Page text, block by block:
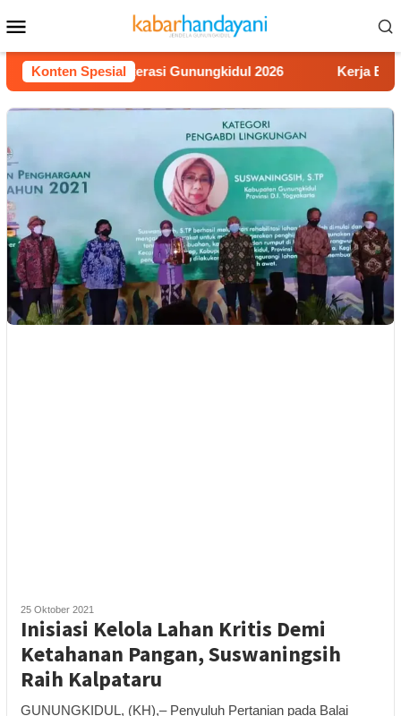
ke
kontenMobile
Konten Spesial
Video Literasi Gunungkidul 2026 Kerja Buruh
25 Oktober 2021
Inisiasi Kelola Lahan Kritis Demi
Ketahanan Pangan, Suswaningsih
Raih Kalpataru
GUNUNGKIDUL, (KH),– Penyuluh Pertanian pada Balai